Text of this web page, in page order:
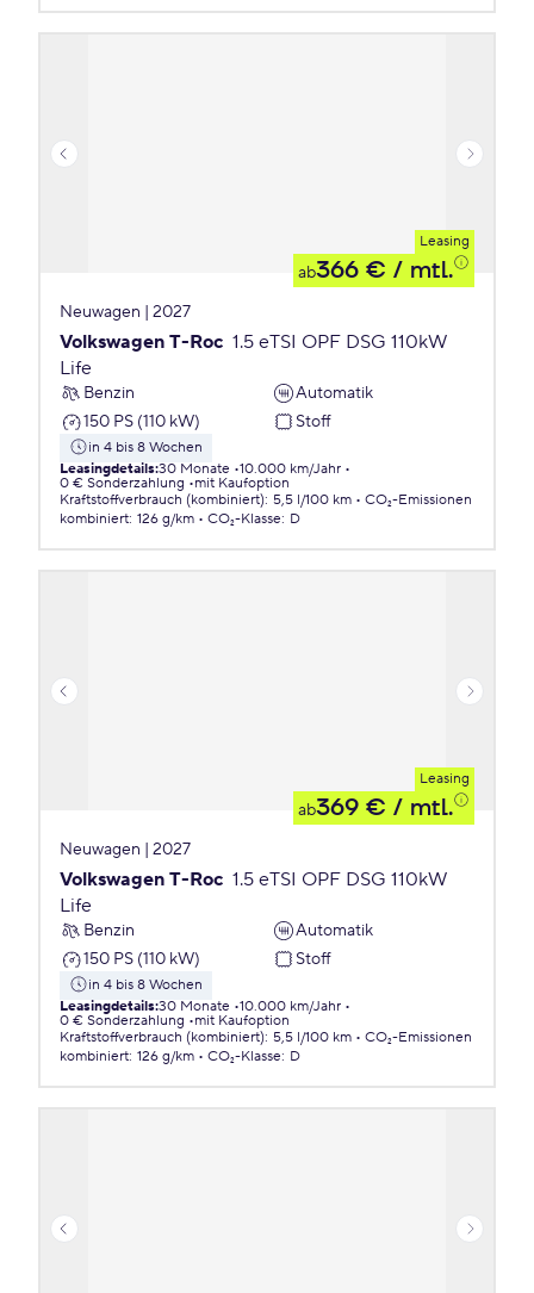
Leasing
ab366 € / mtl.
Neuwagen | 2027
Volkswagen T-Roc 1.5 eTSI OPF DSG 110kW
Life
Benzin
Automatik
150 PS (110 kW)
Stoff
in 4 bis 8 Wochen
Leasingdetails:30 Monate 10.000 km/Jahr
0 € Sonderzahlung
mit Kaufoption
Kraftstoffverbrauch (kombiniert): 5,5 l/100 km
CO₂-Emissionen
kombiniert: 126 g/km CO₂-Klasse: D
Leasing
ab369 € / mtl.
Neuwagen | 2027
Volkswagen T-Roc 1.5 eTSI OPF DSG 110kW
Life
Benzin
Automatik
150 PS (110 kW)
Stoff
in 4 bis 8 Wochen
Leasingdetails:30 Monate 10.000 km/Jahr
0 € Sonderzahlung
mit Kaufoption
Kraftstoffverbrauch (kombiniert): 5,5 l/100 km
CO₂-Emissionen
kombiniert: 126 g/km CO₂-Klasse: D